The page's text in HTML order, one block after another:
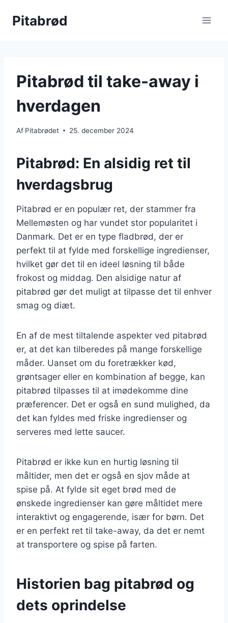
Pitabrød
Pitabrød til take-away i
hverdagen
Af Pitabrødet 25. december 2024
Pitabrød: En alsidig ret til
hverdagsbrug
Pitabrød er en populær ret, der stammer fra
Mellemøsten og har vundet stor popularitet i
Danmark. Det er en type fladbrød, der er
perfekt til at fylde med forskellige ingredienser,
hvilket gør det til en ideel løsning til både
frokost og middag. Den alsidige natur af
pitabrød gør det muligt at tilpasse det til enhver
smag og diæt.
En af de mest tiltalende aspekter ved pitabrød
er, at det kan tilberedes på mange forskellige
måder. Uanset om du foretrækker kød,
grøntsager eller en kombination af begge, kan
pitabrød tilpasses til at imødekomme dine
præferencer. Det er også en sund mulighed, da
det kan fyldes med friske ingredienser og
serveres med lette saucer.
Pitabrød er ikke kun en hurtig løsning til
måltider, men det er også en sjov måde at
spise på. At fylde sit eget brød med de
ønskede ingredienser kan gøre måltidet mere
interaktivt og engagerende, især for børn. Det
er en perfekt ret til take-away, da det er nemt
at transportere og spise på farten.
Historien bag pitabrød og
dets oprindelse